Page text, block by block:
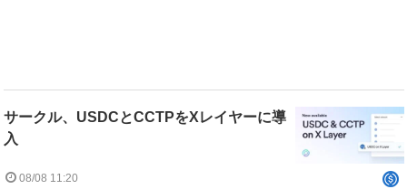
サークル、USDCとCCTPをXレイヤーに導
入
08/08 11:20